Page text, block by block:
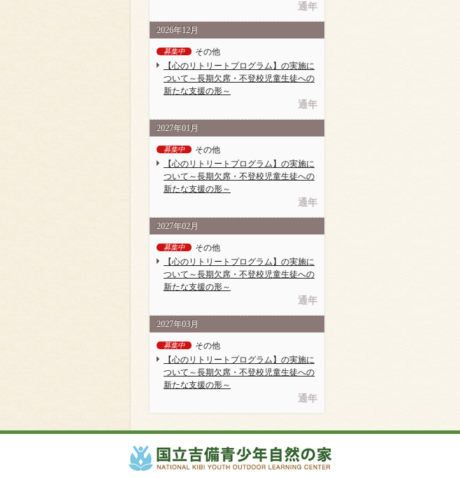
通年
2026年12月
募集中
その他
【心のリトリートプログラム】の実施に
ついて～長期欠席・不登校児童生徒への
新たな支援の形～
通年
2027年01月
募集中
その他
【心のリトリートプログラム】の実施に
ついて～長期欠席・不登校児童生徒への
新たな支援の形～
通年
2027年02月
募集中
その他
【心のリトリートプログラム】の実施に
ついて～長期欠席・不登校児童生徒への
新たな支援の形～
通年
2027年03月
募集中
その他
【心のリトリートプログラム】の実施に
ついて～長期欠席・不登校児童生徒への
新たな支援の形～
通年